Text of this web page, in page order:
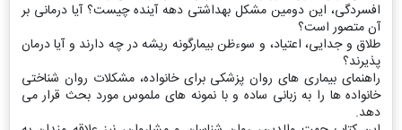
افسردگی، این دومین مشکل بهداشتی دهه آینده چیست؟ آیا درمانی بر
آن متصور است؟
طلاق و جدایی، اعتیاد، و سوءظن بیمارگونه ریشه در چه دارند و آیا درمان
پذیرند؟
راهنمای بیماری های روان پزشکی برای خانواده، مشکلات روان شناختی
خانواده ها را به زبانی ساده و با نمونه های ملموس مورد بحث قرار می
دهد.